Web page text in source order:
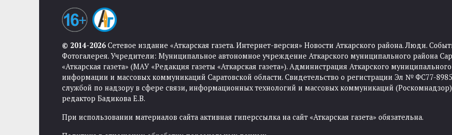
© 2014-2026Сетевое издание «Аткарская газета. Интернет-версия» Новости Аткарского района. Люди.
Фотогалерея. Учредители: Муниципальное автономное учреждение Аткарского муниципального района
«Аткарская газета» (МАУ «Редакция газеты «Аткарская газета»). Администрация Аткарского
информации и массовых коммуникаций Саратовской области. Свидетельство о регистрации Эл № ФС77-
службой по надзору в сфере связи, информационных технологий и массовых коммуникаций
редактор Бадикова Е.В.
При использовании материалов сайта активная гиперссылка на сайт «Аткарская газета» обязательна.